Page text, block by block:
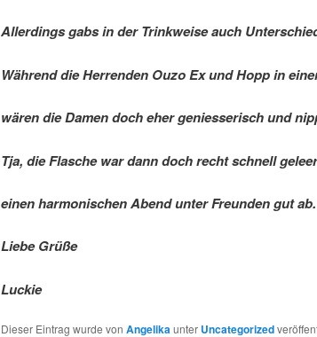
Allerdings gabs in der Trinkweise auch
Während die Herrenden Ouzo Ex und Hopp in
wären die Damen doch eher geniesserisch und
Tja, die Flasche war dann doch recht schnell
einen harmonischen Abend unter Freunden gut ab.
Liebe Grüße
Luckie
Dieser Eintrag wurde von Angelikaunter Uncategorized